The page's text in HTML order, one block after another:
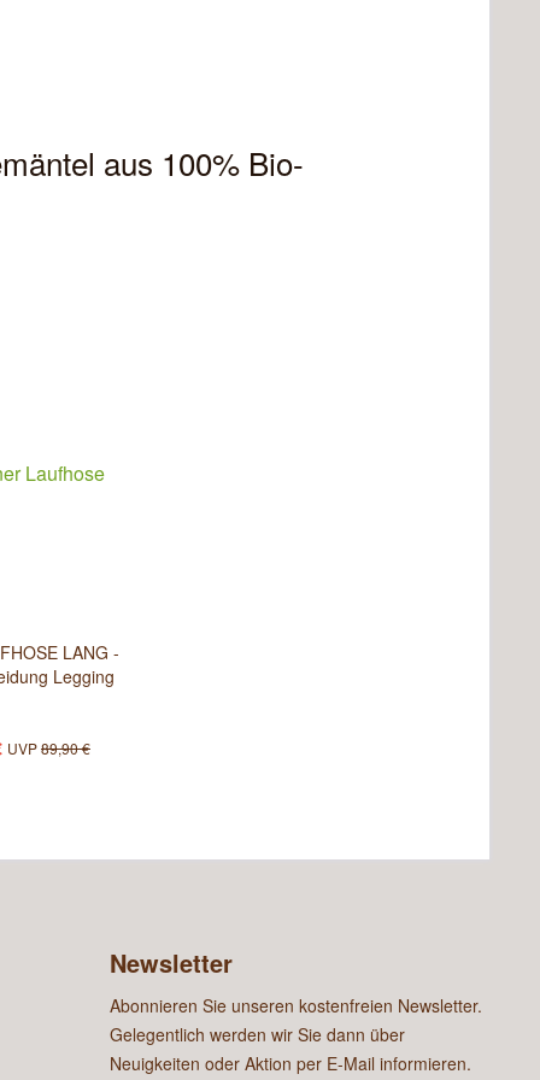
aus 100% Bio-
LANG -
Legging
UVP89,90 €
Newsletter
Abonnieren Sie unseren kostenfreien Newsletter.
Gelegentlich werden wir Sie dann über
Neuigkeiten oder Aktion per E-Mail informieren.